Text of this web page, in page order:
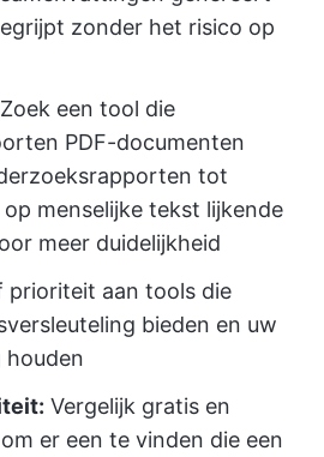
zonder het risico op
Zoek een tool die
PDF-documenten
tot
menselijke tekst lijkende
meer duidelijkheid
prioriteit aan tools die
bieden en uw
houden
Vergelijk gratis en
er een te vinden die een